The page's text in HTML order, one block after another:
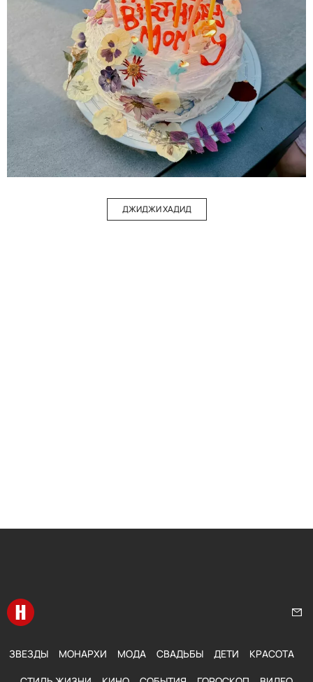
ДЖИДЖИ ХАДИД
Перейти на главную
ЗВЕЗДЫ МОНАРХИ МОДА СВАДЬБЫ ДЕТИ КРАСОТА